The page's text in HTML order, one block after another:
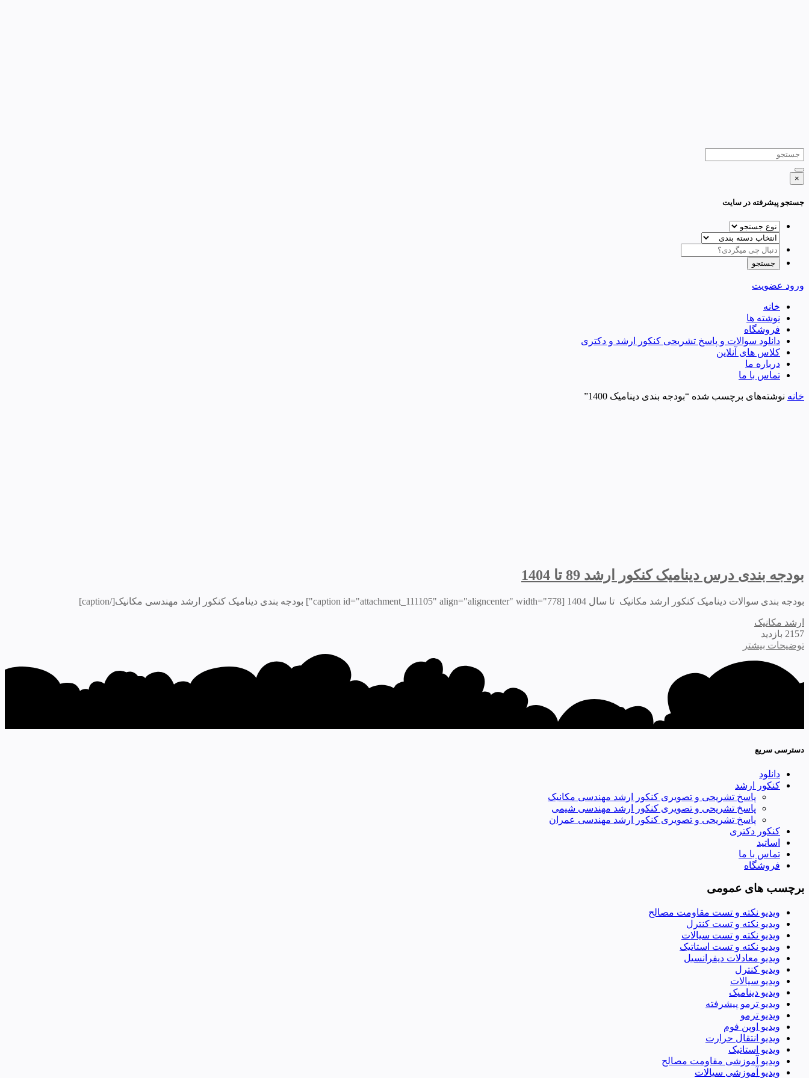
×
جستجو پیشرفته در سایت
ورود عضویت
خانه
نوشته ها
فروشگاه
دانلود سوالات و پاسخ تشریحی کنکور ارشد و دکتری
کلاس های آنلاین
درباره ما
تماس با ما
خانه نوشته‌های برچسب شده “بودجه بندی دینامیک 1400”
بودجه بندی درس دینامیک کنکور ارشد 89 تا 1404
بودجه بندی سوالات دینامیک کنکور ارشد مکانیک تا سال 1404 [caption id="attachment_111105" align="aligncenter" width="778"] بودجه بندی دینامیک کنکور ارشد مهندسی مکانیک[/caption]
ارشد مکانیک
2157 بازدید
توضیحات بیشتر
دسترسی سریع
دانلود
کنکور ارشد
پاسخ تشریحی و تصویری کنکور ارشد مهندسی مکانیک
پاسخ تشریحی و تصویری کنکور ارشد مهندسی شیمی
پاسخ تشریحی و تصویری کنکور ارشد مهندسی عمران
کنکور دکتری
اساتید
تماس با ما
فروشگاه
برچسب های عمومی
ویدیو نکته و تست مقاومت مصالح
ویدیو نکته و تست کنترل
ویدیو نکته و تست سیالات
ویدیو نکته و تست استاتیک
ویدیو معادلات دیفرانسیل
ویدیو کنترل
ویدیو سیالات
ویدیو دینامیک
ویدیو ترمو پیشرفته
ویدیو ترمو
ویدیو اوپن فوم
ویدیو انتقال حرارت
ویدیو استاتیک
ویدیو آموزشی مقاومت مصالح
ویدیو آموزشی سیالات